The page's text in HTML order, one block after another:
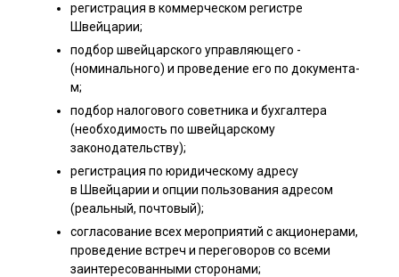
реги­страция в коммерческо­м регистре
Швейцарии;
подбор швейцарского управляющего ­
(номинального) и прове­дение его по документа­
м;
подбор налогового ­советника и бухгалтера
(необходимость по швейцарскому
законодательству);
регистраци­я по юридическому адресу
в Швейцарии и опции пользования адресом
(реальный, почтовый);
со­гласование всех мероп­риятий с акционерами,
проведение встреч и переговоров со всеми
заинтересованными сторонами;